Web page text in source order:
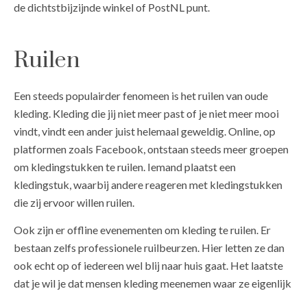
de dichtstbijzijnde winkel of PostNL punt.
Ruilen
Een steeds populairder fenomeen is het ruilen van oude
kleding. Kleding die jij niet meer past of je niet meer mooi
vindt, vindt een ander juist helemaal geweldig. Online, op
platformen zoals Facebook, ontstaan steeds meer groepen
om kledingstukken te ruilen. Iemand plaatst een
kledingstuk, waarbij andere reageren met kledingstukken
die zij ervoor willen ruilen.
Ook zijn er offline evenementen om kleding te ruilen. Er
bestaan zelfs professionele ruilbeurzen. Hier letten ze dan
ook echt op of iedereen wel blij naar huis gaat. Het laatste
dat je wil je dat mensen kleding meenemen waar ze eigenlijk